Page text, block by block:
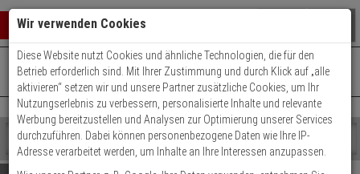
Warenkorb schließen
0 ARTIKEL IM WARENKORB
Ihr Warenkorb ist momentan leer.
Ergebnisse ()
Fertig
Shop
durchsuchen
Bitte
Es
+49 (0)821 899 493-0Mo. - Do.: 8:00 - 16:30 | Fr.: 8:00 - 14:00 Uhr
Kontaktservice nutzen
Wir verwenden Cookies
Diese Website nutzt Cookies und ähnliche Technologien, die für den
Betrieb erforderlich sind. Mit Ihrer Zustimmung und durch Klick auf „alle
aktivieren“ setzen wir und unsere Partner zusätzliche Cookies, um Ihr
Nutzungserlebnis zu verbessern, personalisierte Inhalte und relevante
Werbung bereitzustellen und Analysen zur Optimierung unserer Services
durchzuführen. Dabei können personenbezogene Daten wie Ihre IP-
Adresse verarbeitet werden, um Inhalte an Ihre Interessen anzupassen.